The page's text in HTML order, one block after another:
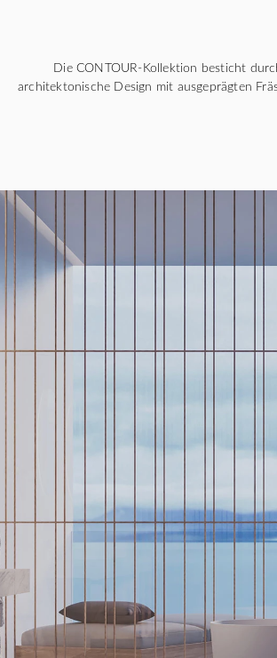
Die CONTOUR-Kollektion besticht
architektonische Design mit ausgeprägten